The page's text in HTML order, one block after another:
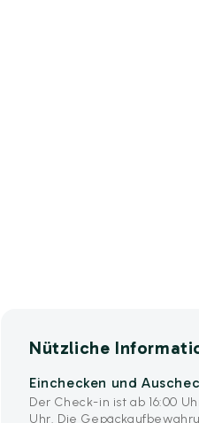
Nützliche
Einchecken und
Der Check-in ist ab 16:00
Uhr. Die